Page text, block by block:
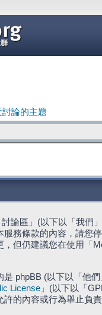
論的主題
論區」(以下以「我們
服務條款的內容，請您
，但仍建議您在使用「
是 phpBB (以下以「他
License」(以下以「
的內容或行為舉止負